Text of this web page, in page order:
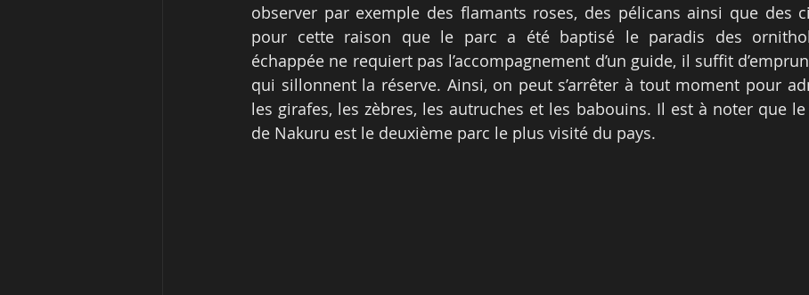
observer par exemple des flamants roses, des pélicans ainsi que des
pour cette raison que le parc a été baptisé le paradis des
échappée ne requiert pas l’accompagnement d’un guide, il suffit
qui sillonnent la réserve. Ainsi, on peut s’arrêter à tout moment pour
les girafes, les zèbres, les autruches et les babouins. Il est à noter que
de Nakuru est le deuxième parc le plus visité du pays.